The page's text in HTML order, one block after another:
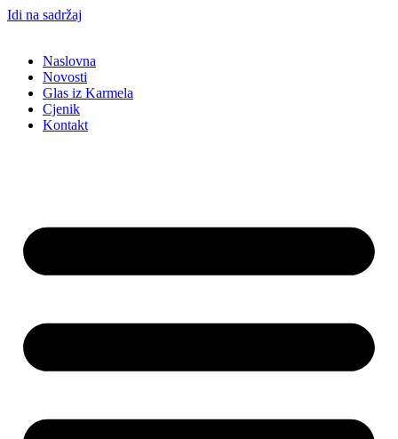
Idi na sadržaj
Naslovna
Novosti
Glas iz Karmela
Cjenik
Kontakt